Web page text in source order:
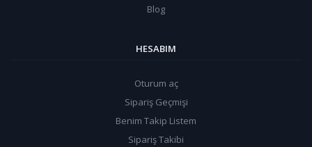
Blog
HESABIM
Oturum aç
Sipariş Geçmişi
Benim Takip Listem
Sipariş Takibi